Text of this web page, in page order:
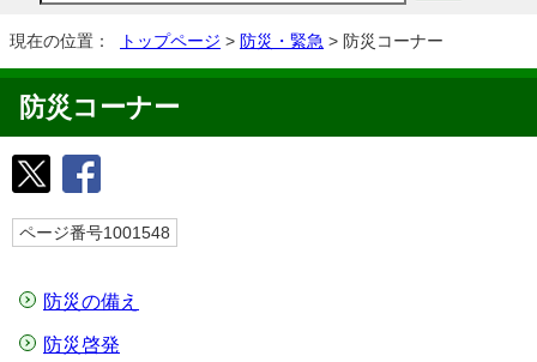
現在の位置： トップページ > 防災・緊急 > 防災コーナー
防災コーナー
ページ番号1001548
防災の備え
防災啓発